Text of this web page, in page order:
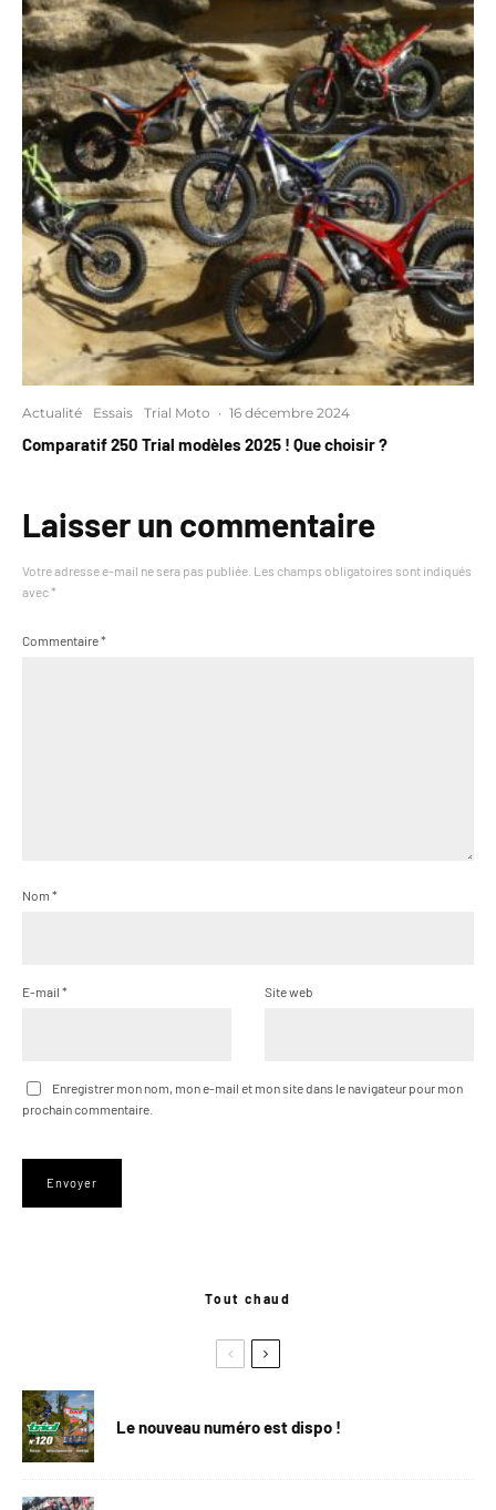
Actualité Essais Trial Moto · 16 décembre 2024
Comparatif 250 Trial modèles 2025 ! Que choisir ?
Laisser un commentaire
Votre adresse e-mail ne sera pas publiée. Les champs obligatoires sont indiqués
avec *
Commentaire*
Nom *
E-mail * Site web
Enregistrer mon nom, mon e-mail et mon site dans le navigateur pour mon
prochain commentaire.
Tout chaud
Le nouveau numéro est dispo !